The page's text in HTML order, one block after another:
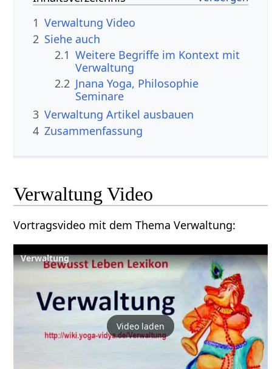
1
Verwaltung‏‎ Video
2 Siehe auch
2.1 Weitere Begriffe im Kontext mit
2.2 Jnana Yoga, Philosophie
Seminare
3
Verwaltung‏‎ Artikel ausbauen
4 Zusammenfassung
Verwaltung‏‎ Video
Vortragsvideo mit dem Thema Verwaltung‏‎:
Verwaltung‏‎
Video laden